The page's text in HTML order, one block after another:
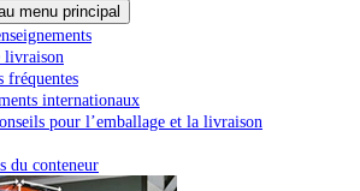
menu principal
livraison
fréquentes
internationaux
pour l’emballage et la livraison
du conteneur